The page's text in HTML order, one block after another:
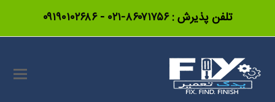
تلفن پذیرش :۸۶۰۷۱۷۵۶-۰۲۱ -۰۹۱۹۰۱۰۲۶۸۶